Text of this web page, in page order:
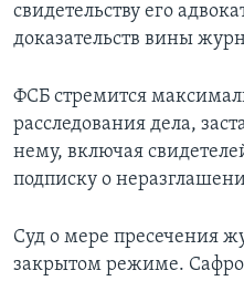
свидетельству его
доказательств вины
ФСБ стремится
расследования дела,
нему, включая
подписку о
Суд о мере пресечения
закрытом режиме.